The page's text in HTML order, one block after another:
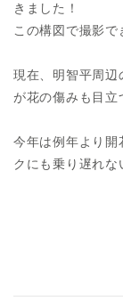
きました！
この構図で撮影で
現在、明智平周辺
が花の傷みも目立
今年は例年より開
クにも乗り遅れな